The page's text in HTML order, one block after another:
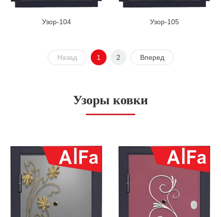
Узор-104 Узор-105
Назад 1 2 Вперед
Узоры ковки